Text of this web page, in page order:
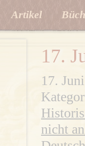
Artikel
17.
17.
nicht